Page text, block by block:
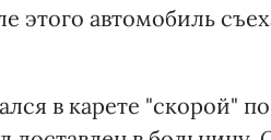
этого автомобиль
в карете "скорой"